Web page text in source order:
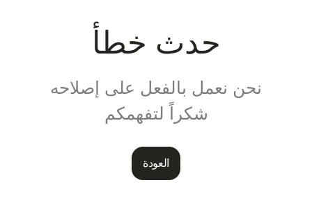
حدث خطأ
نحن نعمل بالفعل على إصلاحه
شكراً لتفهمكم
العودة